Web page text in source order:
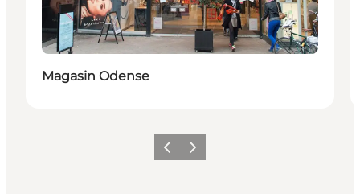
Magasin Odense
ZurückWeiter